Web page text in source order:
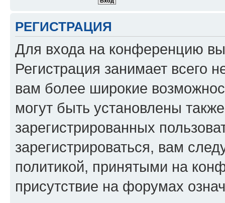
РЕГИСТРАЦИЯ
Для входа на конференцию
Регистрация занимает всего
вам более широкие
могут быть установлены
зарегистрированных
зарегистрироваться, вам
политикой, принятыми на
присутствие на форумах